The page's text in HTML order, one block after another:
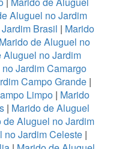
Aluguel no Jardim
Brasil | Marido
Marido de Aluguel no
Aluguel no Jardim
Jardim Camargo
Campo Grande|
Limpo| Marido
| Marido de Aluguel
de Aluguel no Jardim
no Jardim Celeste|